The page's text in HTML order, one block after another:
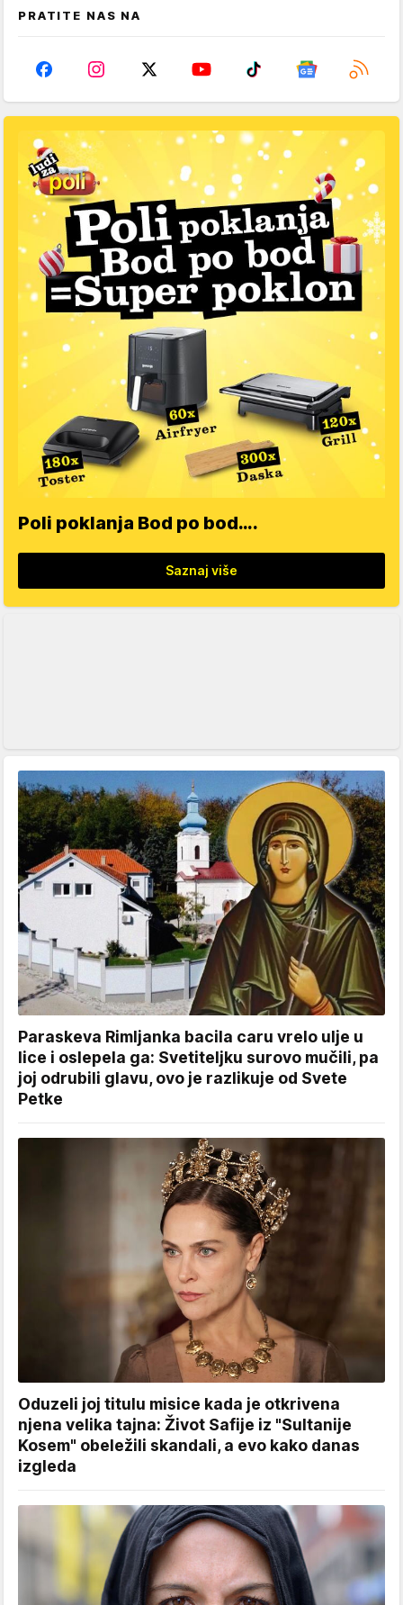
PRATITE NAS NA
Poli poklanja Bod po bod….
Saznaj više
Paraskeva Rimljanka bacila caru vrelo ulje u
lice i oslepela ga: Svetiteljku surovo mučili, pa
joj odrubili glavu, ovo je razlikuje od Svete
Petke
Oduzeli joj titulu misice kada je otkrivena
njena velika tajna: Život Safije iz "Sultanije
Kosem" obeležili skandali, a evo kako danas
izgleda